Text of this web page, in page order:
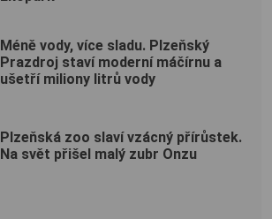
Méně vody, více sladu. Plzeňský
Prazdroj staví moderní máčírnu a
ušetří miliony litrů vody
Plzeňská zoo slaví vzácný přírůstek.
Na svět přišel malý zubr Onzu